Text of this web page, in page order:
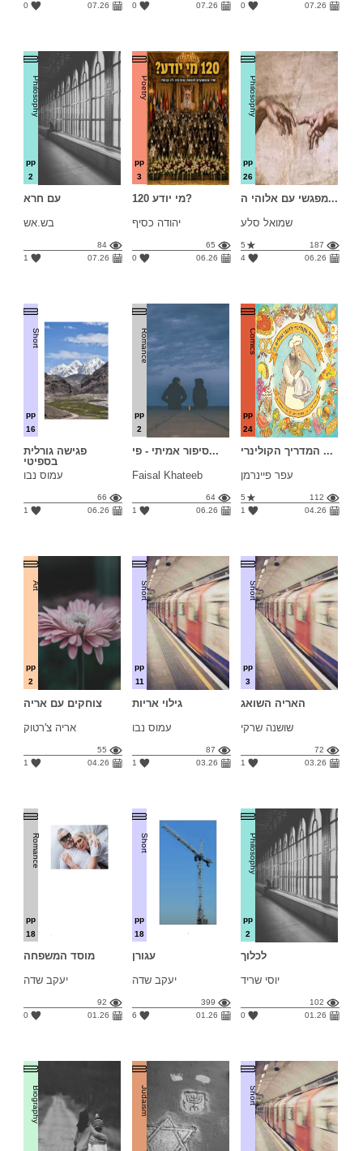
07.26
0
07.26
0
07.26
0
Philosophy
pp
2
עם חרא
בש.אש
84
07.26
1
Poetry
pp
3
120 מי יודע?
יהודה כסיף
65
06.26
0
Philosophy
pp
26
מפגשי עם אלוהי ה...
שמואל סלע
187
5
06.26
4
Short
pp
16
פגישה גורלית
בספיטי
עמוס נבו
66
06.26
1
Romance
pp
2
סיפור אמיתי - פי...
Faisal Khateeb
64
06.26
1
Comics
pp
24
המדריך הקולינרי ...
עפר פיינרמן
112
5
04.26
1
Art
pp
2
צוחקים עם אריה
אריה צ'רטוק
55
04.26
1
Short
pp
11
גילוי אריות
עמוס נבו
87
03.26
1
Short
pp
3
האריה השואג
שושנה שרקי
72
03.26
1
Romance
pp
18
מוסד המשפחה
יעקב שדה
92
01.26
0
Short
pp
18
עגורן
יעקב שדה
399
01.26
6
Philosophy
pp
2
לכלוך
יוסי שריד
102
01.26
0
Biography Judaism Short